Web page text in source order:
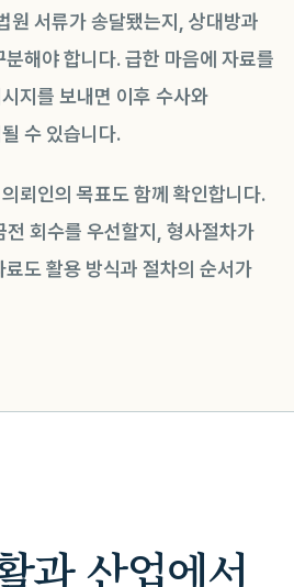
원 서류가 송달됐는지, 상대방과
해야 합니다. 급한 마음에 자료를
지를 보내면 이후 수사와
수 있습니다.
뢰인의 목표도 함께 확인합니다.
회수를 우선할지, 형사절차가
도 활용 방식과 절차의 순서가
과 산업에서